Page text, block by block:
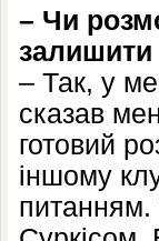
– Чи
– Так, у
сказав
готовий
іншому
питанням.